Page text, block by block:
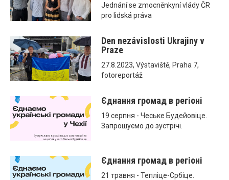
Jednání se zmocněnkyní vlády ČR
pro lidská práva
Den nezávislosti Ukrajiny v
Praze
27.8.2023, Výstaviště, Praha 7,
fotoreportáž
Єднання громад в регіоні
19 серпня - Чеське Будейовіце.
Запрошуємо до зустрічі.
Єднання громад в регіоні
21 травня - Тепліце-Србіце.